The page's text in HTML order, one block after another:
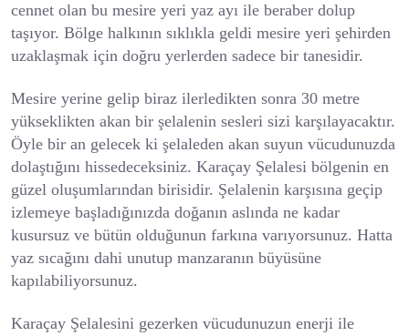
cennet olan bu mesire yeri yaz ayı ile beraber dolup
taşıyor. Bölge halkının sıklıkla geldi mesire yeri şehirden
uzaklaşmak için doğru yerlerden sadece bir tanesidir.
Mesire yerine gelip biraz ilerledikten sonra 30 metre
yükseklikten akan bir şelalenin sesleri sizi karşılayacaktır.
Öyle bir an gelecek ki şelaleden akan suyun vücudunuzda
dolaştığını hissedeceksiniz. Karaçay Şelalesi bölgenin en
güzel oluşumlarından birisidir. Şelalenin karşısına geçip
izlemeye başladığınızda doğanın aslında ne kadar
kusursuz ve bütün olduğunun farkına varıyorsunuz. Hatta
yaz sıcağını dahi unutup manzaranın büyüsüne
kapılabiliyorsunuz.
Karaçay Şelalesini gezerken vücudunuzun enerji ile